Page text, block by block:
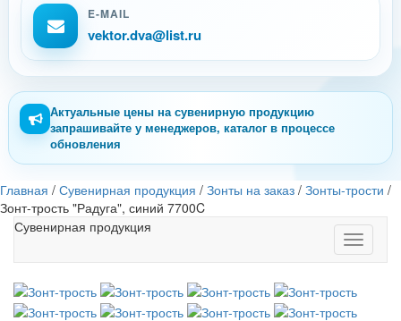
E-MAIL
vektor.dva@list.ru
Актуальные цены на сувенирную продукцию
запрашивайте у менеджеров, каталог в процессе
обновления
Главная / Сувенирная продукция / Зонты на заказ / Зонты-трости /
Зонт-трость "Радуга", синий 7700C
Toggle
Сувенирная продукция